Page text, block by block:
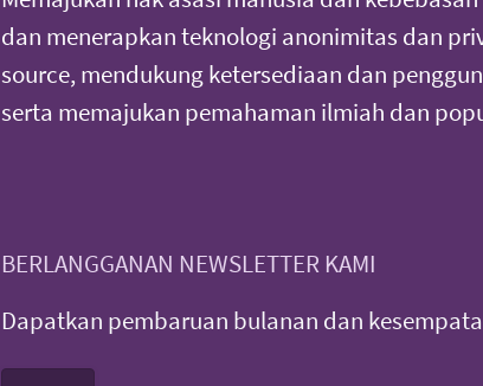
dan menerapkan teknologi anonimitas dan
source, mendukung ketersediaan dan
serta memajukan pemahaman ilmiah dan
BERLANGGANAN NEWSLETTER KAMI
Dapatkan pembaruan bulanan dan